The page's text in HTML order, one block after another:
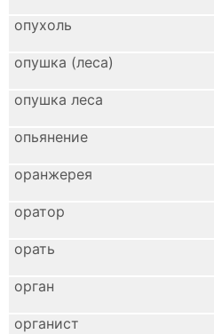
опухоль
опушка (леса)
опушка леса
опьянение
оранжерея
оратор
орать
орган
органист